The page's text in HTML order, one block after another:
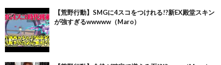
【荒野行動】SMGに4スコをつけれる!?新EX殿堂スキン
が強すぎるwwwww（Maro）